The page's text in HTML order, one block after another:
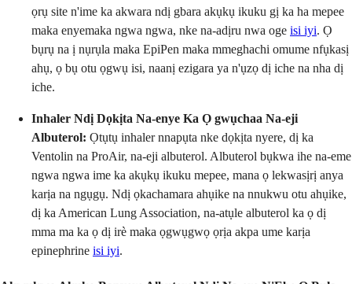
ọrụ site n'ime ka akwara ndị gbara akụkụ ikuku gị ka ha mepee
maka enyemaka ngwa ngwa, nke na-adịru nwa oge isi iyi. Ọ
bụrụ na ị nụrụla maka EpiPen maka mmeghachi omume nfụkasị
ahụ, ọ bụ otu ọgwụ isi, naanị ezigara ya n'ụzọ dị iche na nha dị
iche.
Inhaler Ndị Dọkịta Na-enye Ka Ọ gwụchaa Na-eji
Albuterol: Ọtụtụ inhaler nnapụta nke dọkịta nyere, dị ka
Ventolin na ProAir, na-eji albuterol. Albuterol bụkwa ihe na-eme
ngwa ngwa ime ka akụkụ ikuku mepee, mana ọ lekwasịrị anya
karịa na ngụgụ. Ndị ọkachamara ahụike na nnukwu otu ahụike,
dị ka American Lung Association, na-atụle albuterol ka ọ dị
mma ma ka ọ dị irè maka ọgwụgwọ ọrịa akpa ume karịa
epinephrine isi iyi.